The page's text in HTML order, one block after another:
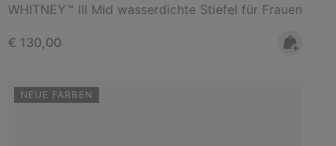
WHITNEY™ III Mid wasserdichte Stiefel für Frauen
Regular price:
€ 130,00
NEUE FARBEN